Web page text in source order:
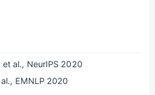
et al., NeurIPS 2020
EMNLP 2020